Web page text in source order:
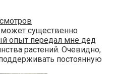
существенно
опыт передал мне дед
растений. Очевидно,
постоянную